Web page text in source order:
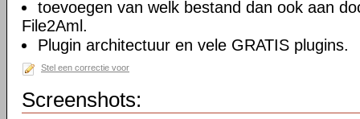
toevoegen van welk bestand dan ook aan
File2Aml.
Plugin architectuur en vele GRATIS plugins.
Stel een correctie voor
Screenshots: